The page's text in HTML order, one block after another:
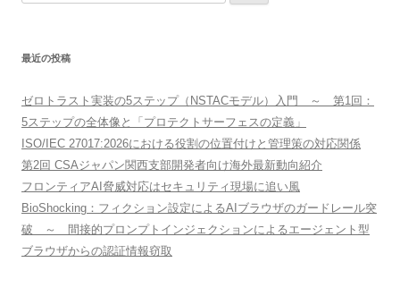
索:
最近の投稿
ゼロトラスト実装の5ステップ（NSTACモデル）入門 ～ 第1回：
5ステップの全体像と「プロテクトサーフェスの定義」
ISO/IEC 27017:2026における役割の位置付けと管理策の対応関係
第2回 CSAジャパン関西支部開発者向け海外最新動向紹介
フロンティアAI脅威対応はセキュリティ現場に追い風
BioShocking：フィクション設定によるAIブラウザのガードレール突
破 ～ 間接的プロンプトインジェクションによるエージェント型
ブラウザからの認証情報窃取